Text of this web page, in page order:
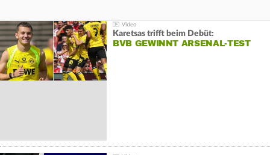
Karetsas trifft beim Debüt:
BVB GEWINNT ARSENAL-TEST